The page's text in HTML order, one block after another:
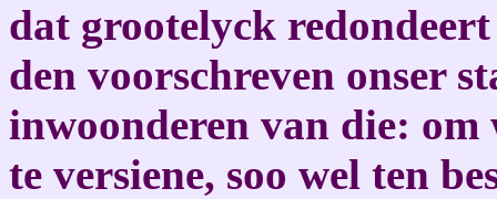
dat grootelyck
den voorschreven onser
inwoonderen van die: om
te versiene, soo wel ten